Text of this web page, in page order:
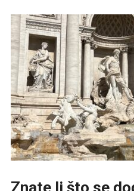
Znate li što se